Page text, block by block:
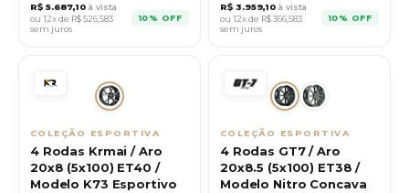
R$ 5.687,10 à vista
ou 12x de R$526,583
sem juros
10% OFF
R$ 3.959,10 à vista
ou 12x de R$366,583
sem juros
10% OFF
COLEÇÃO ESPORTIVA
4 Rodas Krmai / Aro
20x8 (5x100) ET40 /
Modelo K73 Esportivo
COLEÇÃO ESPORTIVA
4 Rodas GT7 / Aro
20x8.5 (5x100) ET38 /
Modelo Nitro Concava